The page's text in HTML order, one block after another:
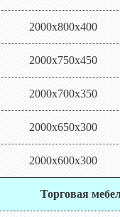
2000х800х400
2000х750х450
2000х700х350
2000х650х300
2000х600х300
Торговая